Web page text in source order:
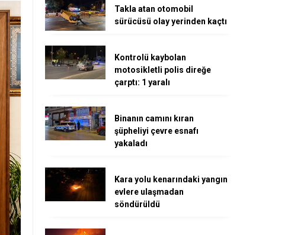
Takla atan otomobil
sürücüsü olay yerinden kaçtı
Kontrolü kaybolan
motosikletli polis direğe
çarptı: 1 yaralı
Binanın camını kıran
şüpheliyi çevre esnafı
yakaladı
Kara yolu kenarındaki yangın
evlere ulaşmadan
söndürüldü